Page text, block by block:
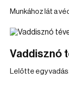
Munkához lát a
Vaddisznó
Lelőtte egy